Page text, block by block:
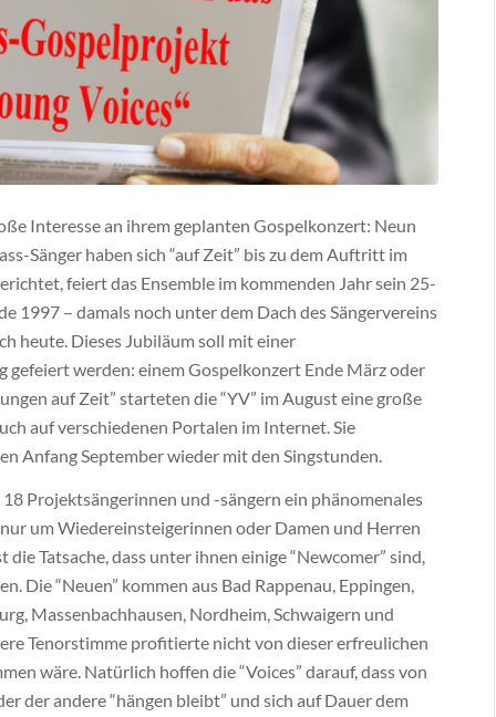
Interesse an ihrem geplanten Gospelkonzert: Neun
Sänger haben sich “auf Zeit” bis zu dem Auftritt im
feiert das Ensemble im kommenden Jahr sein 25-
1997 – damals noch unter dem Dach des Sängervereins
heute. Dieses Jubiläum soll mit einer
werden: einem Gospelkonzert Ende März oder
auf Zeit” starteten die “YV” im August eine große
auf verschiedenen Portalen im Internet. Sie
Anfang September wieder mit den Singstunden.
Projektsängerinnen und -sängern ein phänomenales
um Wiedereinsteigerinnen oder Damen und Herren
Tatsache, dass unter ihnen einige “Newcomer” sind,
Die “Neuen” kommen aus Bad Rappenau, Eppingen,
Massenbachhausen, Nordheim, Schwaigern und
Tenorstimme profitierte nicht von dieser erfreulichen
wäre. Natürlich hoffen die “Voices” darauf, dass von
der andere “hängen bleibt” und sich auf Dauer dem